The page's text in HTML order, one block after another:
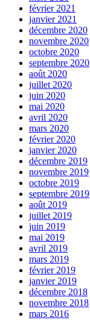
février 2021
janvier 2021
décembre 2020
novembre 2020
octobre 2020
septembre 2020
août 2020
juillet 2020
juin 2020
mai 2020
avril 2020
mars 2020
février 2020
janvier 2020
décembre 2019
novembre 2019
octobre 2019
septembre 2019
août 2019
juillet 2019
juin 2019
mai 2019
avril 2019
mars 2019
février 2019
janvier 2019
décembre 2018
novembre 2018
mars 2016